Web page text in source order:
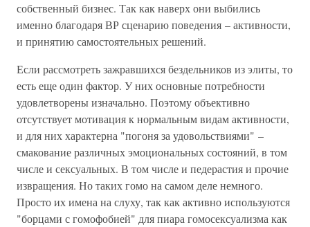
собственный бизнес. Так как наверх они выбились
именно благодаря ВР сценарию поведения – активности,
и принятию самостоятельных решений.
Если рассмотреть зажравшихся бездельников из элиты, то
есть еще один фактор. У них основные потребности
удовлетворены изначально. Поэтому объективно
отсутствует мотивация к нормальным видам активности,
и для них характерна "погоня за удовольствиями" –
смакование различных эмоциональных состояний, в том
числе и сексуальных. В том числе и педерастия и прочие
извращения. Но таких гомо на самом деле немного.
Просто их имена на слуху, так как активно используются
"борцами с гомофобией" для пиара гомосексуализма как